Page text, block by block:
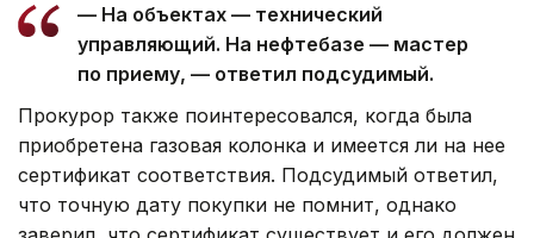
— На объектах — технический
управляющий. На нефтебазе — мастер
по приему, — ответил подсудимый.
Прокурор также поинтересовался, когда была
приобретена газовая колонка и имеется ли на нее
сертификат соответствия. Подсудимый ответил,
что точную дату покупки не помнит, однако